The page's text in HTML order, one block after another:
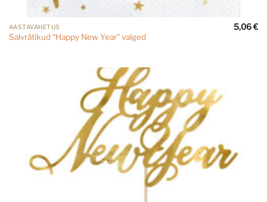
AASTAVAHETUS
Salvrätikud “Happy New Year” valged
5,06€